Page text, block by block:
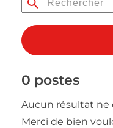
0 postes
Aucun résultat ne
Merci de bien